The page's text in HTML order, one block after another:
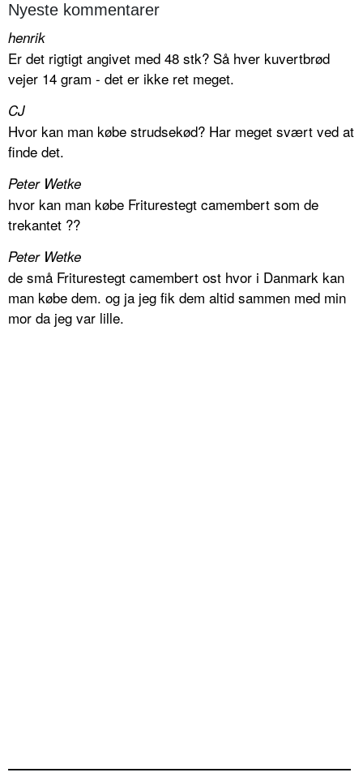
Nyeste kommentarer
henrik
Er det rigtigt angivet med 48 stk? Så hver kuvertbrød
vejer 14 gram - det er ikke ret meget.
CJ
Hvor kan man købe strudsekød? Har meget svært ved at
finde det.
Peter Wetke
hvor kan man købe Friturestegt camembert som de
trekantet ??
Peter Wetke
de små Friturestegt camembert ost hvor i Danmark kan
man købe dem. og ja jeg fik dem altid sammen med min
mor da jeg var lille.